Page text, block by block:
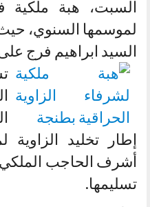
السبت، هبة ملكية
لموسمها السنوي،
السيد ابراهيم فرج
إطار تخليد
أشرف الحاجب الملكي
تسليمها.